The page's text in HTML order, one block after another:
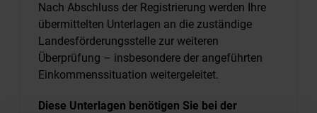
Nach Abschluss der Registrierung werden Ihre
übermittelten Unterlagen an die zuständige
Landesförderungsstelle zur weiteren
Überprüfung – insbesondere der angeführten
Einkommenssituation weitergeleitet.
Diese Unterlagen benötigen Sie bei der